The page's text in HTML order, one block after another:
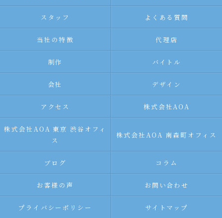
スタッフ よくある質問
当社の特徴 代理店
制作 バイトル
会社 デザイン
アクセス 株式会社AOA
株式会社AOA 東京 渋谷オフィ
ス
株式会社AOA 南森町オフィス
ブログ コラム
お客様の声 お問い合わせ
プライバシーポリシー サイトマップ